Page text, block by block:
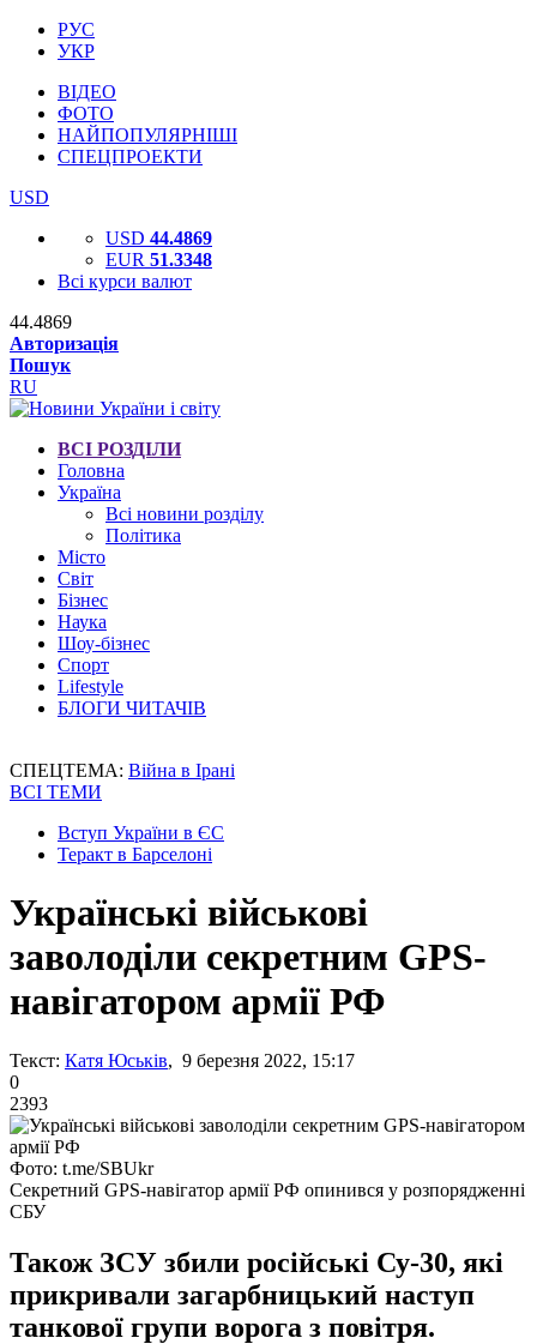
РУС
УКР
ВІДЕО
ФОТО
НАЙПОПУЛЯРНІШІ
СПЕЦПРОЕКТИ
USD
USD 44.4869
EUR 51.3348
Всі курси валют
44.4869
Авторизація
Пошук
RU
ВСІ РОЗДІЛИ
Головна
Україна
Всі новини розділу
Політика
Місто
Світ
Бізнес
Наука
Шоу-бізнес
Спорт
Lifestyle
БЛОГИ ЧИТАЧІВ
СПЕЦТЕМА: Війна в Ірані
ВСІ ТЕМИ
Вступ України в ЄС
Теракт в Барселоні
Українські військові
заволоділи секретним GPS-
навігатором армії РФ
Текст: Катя Юськів, 9 березня 2022, 15:17
0
2393
Фото: t.me/SBUkr
Секретний GPS-навігатор армії РФ опинився у розпорядженні
СБУ
Також ЗСУ збили російські Су-30, які
прикривали загарбницький наступ
танкової групи ворога з повітря.